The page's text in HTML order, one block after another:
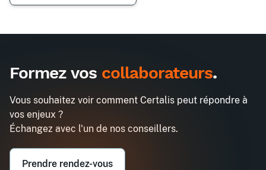
Formez vos collaborateurs.
Vous souhaitez voir comment Certalis peut répondre à
vos enjeux ?
Échangez avec l'un de nos conseillers.
Prendre rendez-vous